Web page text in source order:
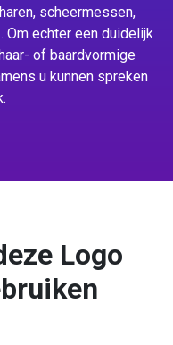
scheermessen,
Om echter een duidelijk
of baardvormige
u kunnen spreken
Logo